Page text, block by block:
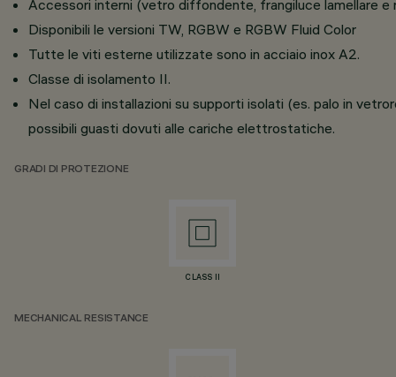
Accessori interni (vetro diffondente, frangiluce lamellare
Disponibili le versioni TW, RGBW e RGBW Fluid Color
Tutte le viti esterne utilizzate sono in acciaio inox A2.
Classe di isolamento II.
Nel caso di installazioni su supporti isolati (es. palo in
possibili guasti dovuti alle cariche elettrostatiche.
GRADI DI PROTEZIONE
CLASS II
MECHANICAL RESISTANCE